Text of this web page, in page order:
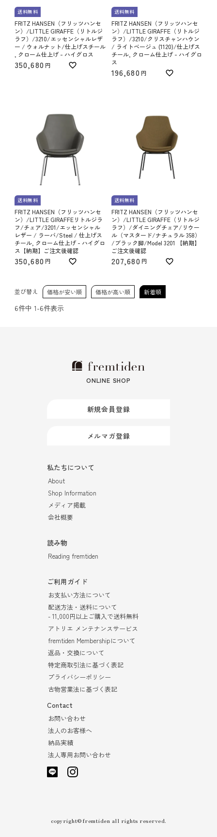
送料無料
FRITZ HANSEN（フリッツハンセ
ン）/LITTLE GIRAFFE（リトルジ
ラフ）/3210/エッセンシャルレザ
ー / ウォルナット/仕上げスチール
, クローム仕上げ - ハイグロス
350,680
送料無料
FRITZ HANSEN（フリッツハンセ
ン）/LITTLE GIRAFFE（リトルジ
ラフ）/3210/クリスチャンハウン
/ ライトベージュ (1120)/仕上げス
チール, クローム仕上げ - ハイグロ
ス
196,680
送料無料
FRITZ HANSEN（フリッツハンセ
ン）/LITTLE GIRAFFEリトルジラ
フ/チェア/3201/エッセンシャル
レザー / ラーバ/Steel / 仕上げス
チール, クローム仕上げ - ハイグロ
ス【納期】ご注文後確認
350,680
送料無料
FRITZ HANSEN（フリッツハンセ
ン）/LITTLE GIRAFFE（リトルジ
ラフ）/ダイニングチェア/リウー
ル（マスタード/ナチュラル 358）
/ブラック脚/Model 3201 【納期】
ご注文後確認
207,680
並び替え 価格が安い順 価格が高い順 新着順
6件中 1-6件表示
ONLINE SHOP
新規会員登録
メルマガ登録
私たちについて
About
Shop Information
メディア掲載
会社概要
読み物
Reading fremtiden
ご利用ガイド
お支払い方法について
配送方法・送料について
- 11,000円以上ご購入で送料無料
アトリエ メンテナンスサービス
fremtiden Membershipについて
返品・交換について
特定商取引法に基づく表記
プライバシーポリシー
古物営業法に基づく表記
Contact
お問い合わせ
法人のお客様へ
納品実績
法人専用お問い合わせ
copyright©fremtiden all rights reserved.